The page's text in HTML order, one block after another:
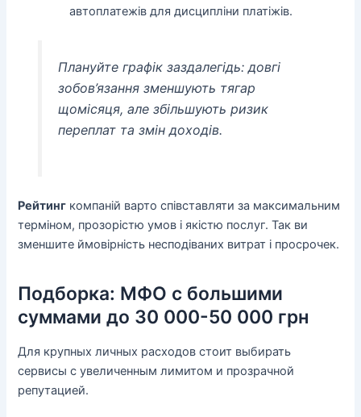
автоплатежів для дисципліни платіжів.
Плануйте графік заздалегідь: довгі
зобов’язання зменшують тягар
щомісяця, але збільшують ризик
переплат та змін доходів.
Рейтинг компаній варто співставляти за максимальним
терміном, прозорістю умов і якістю послуг. Так ви
зменшите ймовірність несподіваних витрат і просрочек.
Подборка: МФО с большими
суммами до 30 000-50 000 грн
Для крупных личных расходов стоит выбирать
сервисы с увеличенным лимитом и прозрачной
репутацией.